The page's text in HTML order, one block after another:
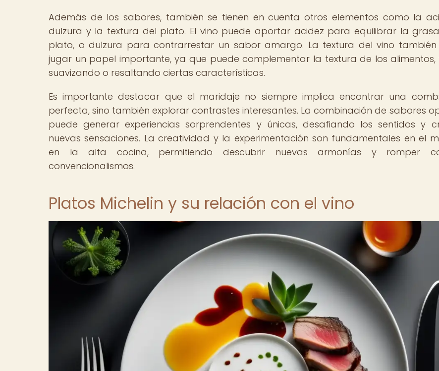
Además de los sabores, también se tienen en cuenta otros elementos como la
dulzura y la textura del plato. El vino puede aportar acidez para equilibrar la
plato, o dulzura para contrarrestar un sabor amargo. La textura del vino
jugar un papel importante, ya que puede complementar la textura de los alimentos,
suavizando o resaltando ciertas características.
Es importante destacar que el maridaje no siempre implica encontrar una
perfecta, sino también explorar contrastes interesantes. La combinación de sabores
puede generar experiencias sorprendentes y únicas, desafiando los sentidos y
nuevas sensaciones. La creatividad y la experimentación son fundamentales en el
en la alta cocina, permitiendo descubrir nuevas armonías y romper
convencionalismos.
Platos Michelin y su relación con el vino